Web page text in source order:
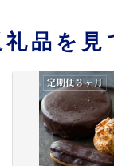
品を見